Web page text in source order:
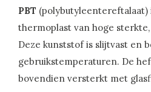
PBT (polybutyleentereftalaat)
thermoplast van hoge
Deze kunststof is slijtvast en
gebruikstemperaturen. De
bovendien versterkt met